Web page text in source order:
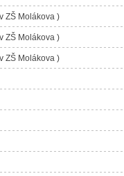
ZŠ Molákova )
ZŠ Molákova )
ZŠ Molákova )